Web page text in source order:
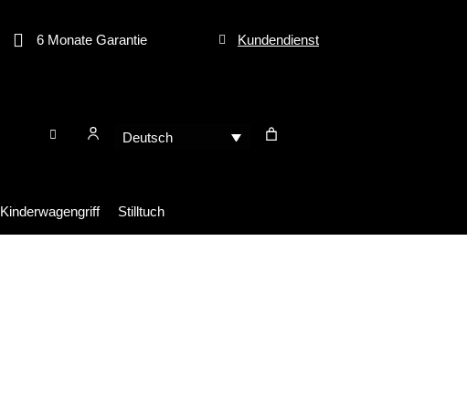
6 Monate Garantie Kundendienst
Deutsch
Kinderwagengriff Stilltuch